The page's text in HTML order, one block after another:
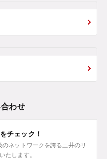
わせ
チェック！
ネットワークを誇る三井のリ
たします。